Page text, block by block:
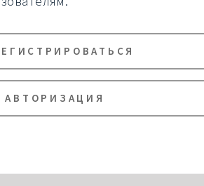
АВТОРИЗАЦИЯ